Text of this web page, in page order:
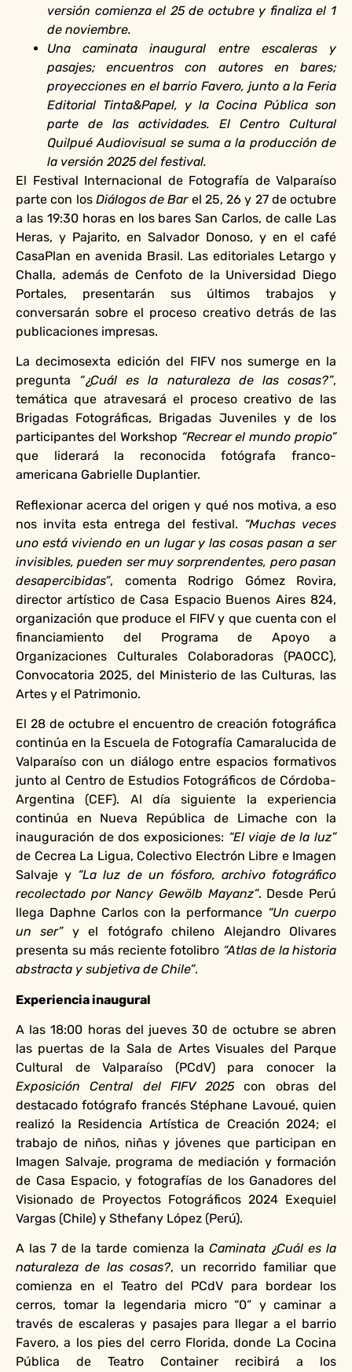
versión comienza el 25 de octubre y finaliza el 1
de noviembre.
Una caminata inaugural entre escaleras y
pasajes; encuentros con autores en bares;
proyecciones en el barrio Favero, junto a la Feria
Editorial Tinta&Papel, y la Cocina Pública son
parte de las actividades. El Centro Cultural
Quilpué Audiovisual se suma a la producción de
la versión 2025 del festival.
El Festival Internacional de Fotografía de Valparaíso
parte con los Diálogos de Barel 25, 26 y 27 de octubre
a las 19:30 horas en los bares San Carlos, de calle Las
Heras, y Pajarito, en Salvador Donoso, y en el café
CasaPlan en avenida Brasil. Las editoriales Letargo y
Challa, además de Cenfoto de la Universidad Diego
Portales, presentarán sus últimos trabajos y
conversarán sobre el proceso creativo detrás de las
publicaciones impresas.
La decimosexta edición del FIFV nos sumerge en la
pregunta “¿Cuál es la naturaleza de las cosas?”,
temática que atravesará el proceso creativo de las
Brigadas Fotográficas, Brigadas Juveniles y de los
participantes del Workshop “Recrear el mundo propio”
que liderará la reconocida fotógrafa franco-
americana Gabrielle Duplantier.
Reflexionar acerca del origen y qué nos motiva, a eso
nos invita esta entrega del festival. “Muchas veces
uno está viviendo en un lugar y las cosas pasan a ser
invisibles, pueden ser muy sorprendentes, pero pasan
desapercibidas”, comenta Rodrigo Gómez Rovira,
director artístico de Casa Espacio Buenos Aires 824,
organización que produce el FIFV y que cuenta con el
financiamiento del Programa de Apoyo a
Organizaciones Culturales Colaboradoras (PAOCC),
Convocatoria 2025, del Ministerio de las Culturas, las
Artes y el Patrimonio.
El 28 de octubre el encuentro de creación fotográfica
continúa en la Escuela de Fotografía Camaralucida de
Valparaíso con un diálogo entre espacios formativos
junto al Centro de Estudios Fotográficos de Córdoba-
Argentina (CEF). Al día siguiente la experiencia
continúa en Nueva República de Limache con la
inauguración de dos exposiciones: “El viaje de la luz”
de Cecrea La Ligua, Colectivo Electrón Libre e Imagen
Salvaje y “La luz de un fósforo, archivo fotográfico
recolectado por Nancy Gewölb Mayanz”. Desde Perú
llega Daphne Carlos con la performance “Un cuerpo
un ser”y el fotógrafo chileno Alejandro Olivares
presenta su más reciente fotolibro “Atlas de la historia
abstracta y subjetiva de Chile”.
Experiencia inaugural
A las 18:00 horas del jueves 30 de octubre se abren
las puertas de la Sala de Artes Visuales del Parque
Cultural de Valparaíso (PCdV) para conocer la
Exposición Central del FIFV 2025con obras del
destacado fotógrafo francés Stéphane Lavoué, quien
realizó la Residencia Artística de Creación 2024; el
trabajo de niños, niñas y jóvenes que participan en
Imagen Salvaje, programa de mediación y formación
de Casa Espacio, y fotografías de los Ganadores del
Visionado de Proyectos Fotográficos 2024 Exequiel
Vargas (Chile) y Sthefany López (Perú).
A las 7 de la tarde comienza la Caminata ¿Cuál es la
naturaleza de las cosas?, un recorrido familiar que
comienza en el Teatro del PCdV para bordear los
cerros, tomar la legendaria micro “0” y caminar a
través de escaleras y pasajes para llegar a el barrio
Favero, a los pies del cerro Florida, donde La Cocina
Pública de Teatro Container recibirá a los